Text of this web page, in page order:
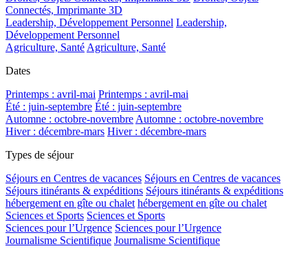
Connectés, Imprimante 3D
Leadership, Développement Personnel Leadership,
Développement Personnel
Agriculture, Santé Agriculture, Santé
Dates
Printemps : avril-mai Printemps : avril-mai
Été : juin-septembre Été : juin-septembre
Automne : octobre-novembre Automne : octobre-novembre
Hiver : décembre-mars Hiver : décembre-mars
Types de séjour
Séjours en Centres de vacances Séjours en Centres de vacances
Séjours itinérants & expéditions Séjours itinérants & expéditions
hébergement en gîte ou chalet hébergement en gîte ou chalet
Sciences et Sports Sciences et Sports
Sciences pour l’Urgence Sciences pour l’Urgence
Journalisme Scientifique Journalisme Scientifique